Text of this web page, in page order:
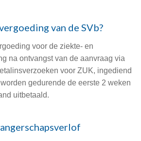
van de SVb?
voor de ziekte- en
na ontvangst van de aanvraag via
voor ZUK, ingediend
gedurende de eerste 2 weken
uitbetaald.